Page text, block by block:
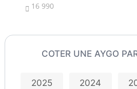
 16 990
COTER UNE AYGO
2025 2024